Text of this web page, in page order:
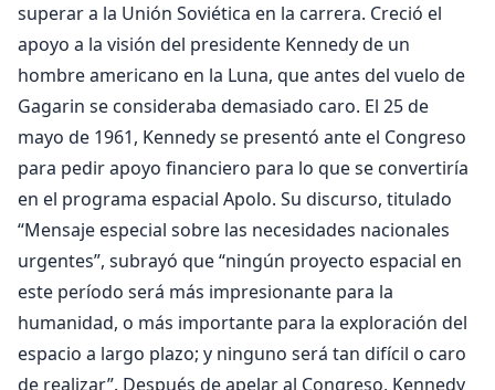
superar a la Unión Soviética en la carrera. Creció el
apoyo a la visión del presidente Kennedy de un
hombre americano en la Luna, que antes del vuelo de
Gagarin se consideraba demasiado caro. El 25 de
mayo de 1961, Kennedy se presentó ante el Congreso
para pedir apoyo financiero para lo que se convertiría
en el programa espacial Apolo. Su discurso, titulado
“Mensaje especial sobre las necesidades nacionales
urgentes”, subrayó que “ningún proyecto espacial en
este período será más impresionante para la
humanidad, o más importante para la exploración del
espacio a largo plazo; y ninguno será tan difícil o caro
de realizar”. Después de apelar al Congreso, Kennedy